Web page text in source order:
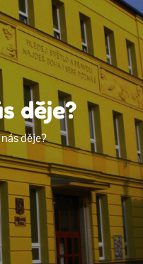
děje?
děje?